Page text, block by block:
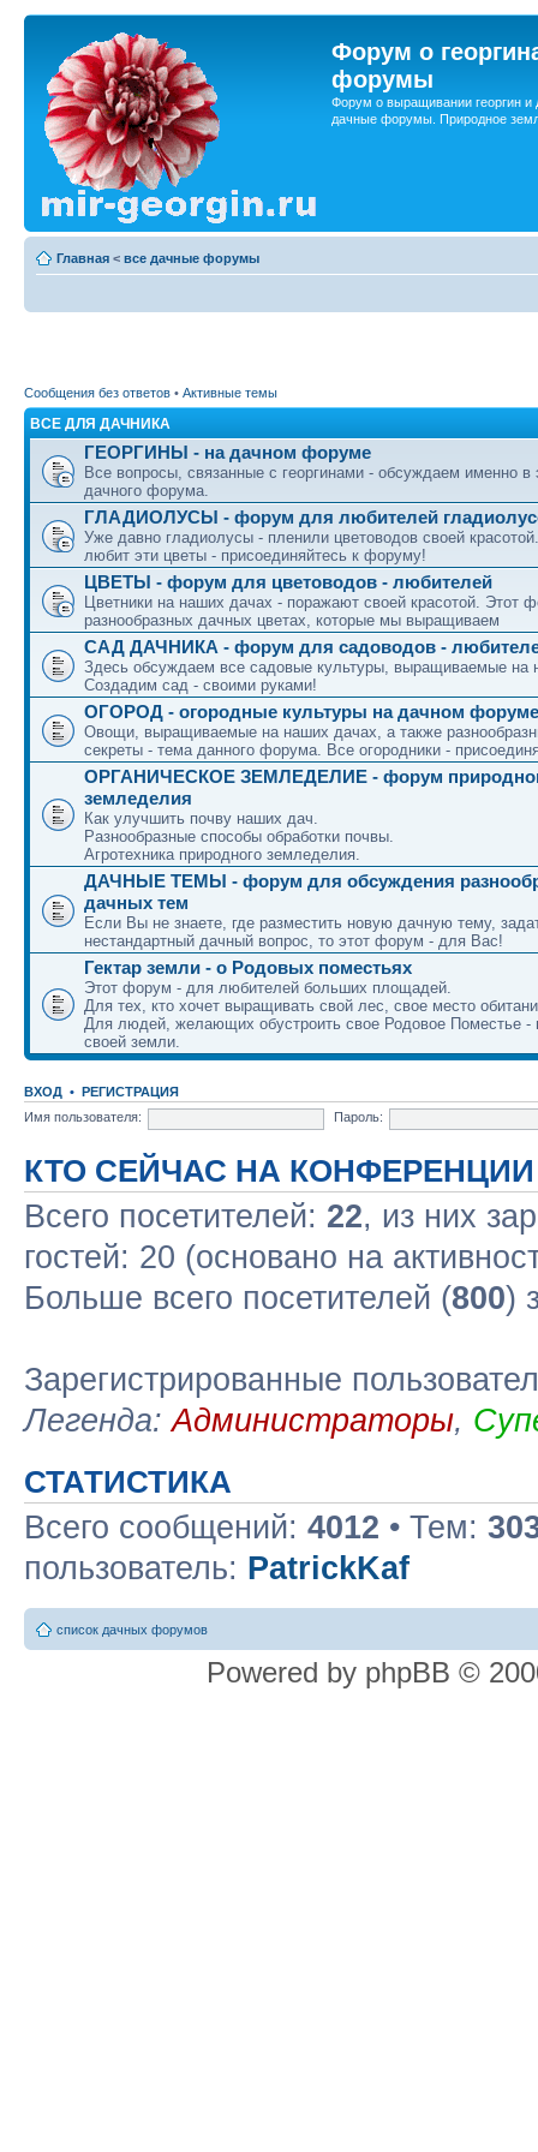
Форум о
форумы
Форум о выращивании георгин и
дачные форумы. Природное
Главная < все дачные форумы
Сообщения без ответов • Активные темы
ВСЕ ДЛЯ ДАЧНИКА
ГЕОРГИНЫ - на дачном форуме
Все вопросы, связанные с георгинами - обсуждаем именно в
дачного форума.
ГЛАДИОЛУСЫ - форум для любителей
Уже давно гладиолусы - пленили цветоводов своей
любит эти цветы - присоединяйтесь к форуму!
ЦВЕТЫ - форум для цветоводов - любителей
Цветники на наших дачах - поражают своей красотой. Этот
разнообразных дачных цветах, которые мы выращиваем
САД ДАЧНИКА - форум для садоводов -
Здесь обсуждаем все садовые культуры, выращиваемые на
Создадим сад - своими руками!
ОГОРОД - огородные культуры на дачном форуме
Овощи, выращиваемые на наших дачах, а также
секреты - тема данного форума. Все огородники -
ОРГАНИЧЕСКОЕ ЗЕМЛЕДЕЛИЕ - форум
земледелия
Как улучшить почву наших дач.
Разнообразные способы обработки почвы.
Агротехника природного земледелия.
ДАЧНЫЕ ТЕМЫ - форум для обсуждения
дачных тем
Если Вы не знаете, где разместить новую дачную тему,
нестандартный дачный вопрос, то этот форум - для Вас!
Гектар земли - о Родовых поместьях
Этот форум - для любителей больших площадей.
Для тех, кто хочет выращивать свой лес, свое место
Для людей, желающих обустроить свое Родовое Поместье -
своей земли.
ВХОД • РЕГИСТРАЦИЯ
Имя пользователя:
Пароль:
КТО СЕЙЧАС НА КОНФЕРЕНЦИИ
Всего посетителей: 22, из них
гостей: 20 (основано на
Больше всего посетителей (800)
Зарегистрированные
Легенда:Администраторы,
СТАТИСТИКА
Всего сообщений: 4012 • Тем:
пользователь: PatrickKaf
список дачных форумов
Powered by phpBB ©